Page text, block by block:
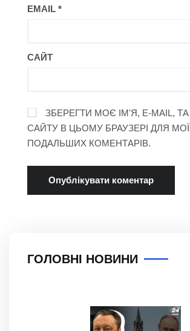
EMAIL *
САЙТ
ЗБЕРЕГТИ МОЄ ІМ'Я, E-MAIL,
САЙТУ В ЦЬОМУ БРАУЗЕРІ ДЛЯ
ПОДАЛЬШИХ КОМЕНТАРІВ.
ГОЛОВНІ НОВИНИ